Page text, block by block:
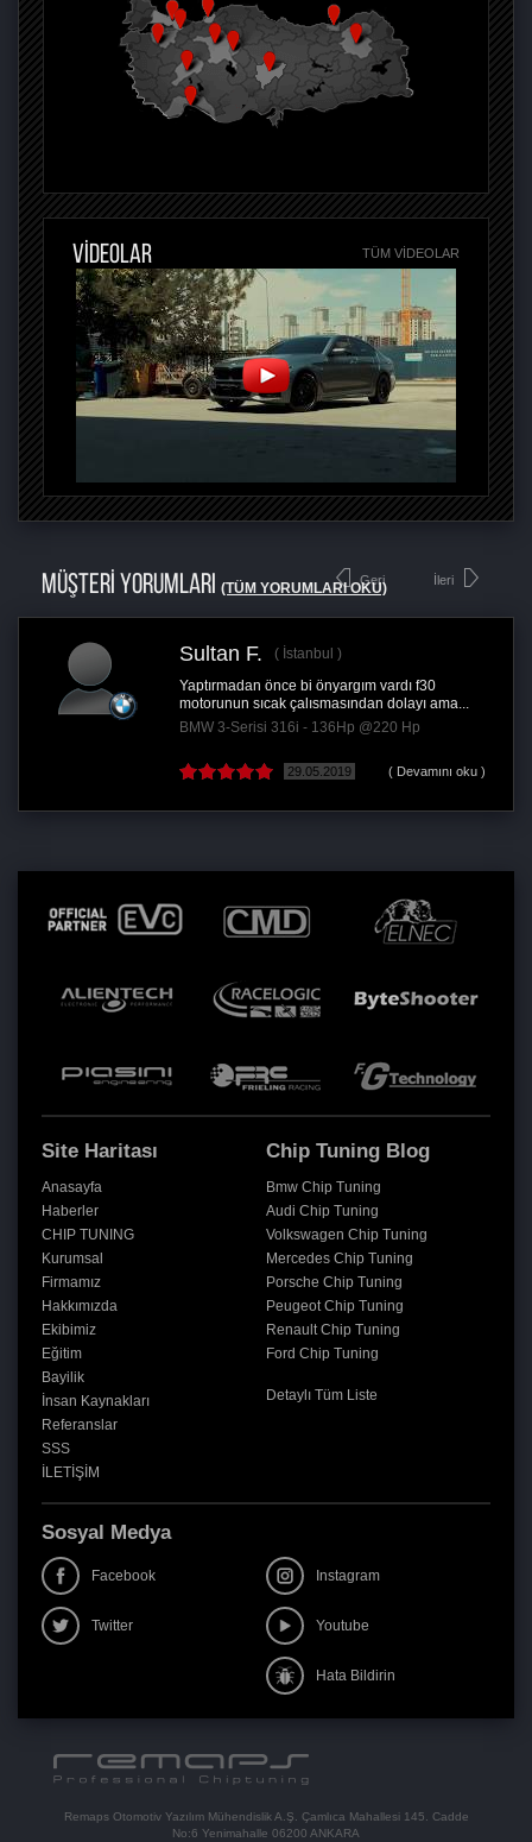
VİDEOLAR TÜM VIDEOLAR
MÜŞTERİ YORUMLARI (TÜM YORUMLARI OKU)
Geri
Sultan F.
İstanbul
Yaptırmadan önce bi önyargım vardı f30
motorunun sıcak çalısmasından dolayı ama...
BMW 3-Serisi 316i - 136Hp @220 Hp
29.05.2019 ( Devamını oku )
İleri
Site Haritası
Anasayfa
Haberler
CHIP TUNING
Kurumsal
Firmamız
Hakkımızda
Ekibimiz
Eğitim
Bayilik
İnsan Kaynakları
Referanslar
SSS
İLETİŞİM
Chip Tuning Blog
Bmw Chip Tuning
Audi Chip Tuning
Volkswagen Chip Tuning
Mercedes Chip Tuning
Porsche Chip Tuning
Peugeot Chip Tuning
Renault Chip Tuning
Ford Chip Tuning
Detaylı Tüm Liste
Sosyal Medya
Facebook Instagram
Twitter Youtube
Hata Bildirin
Remaps Otomotiv Yazılım Mühendislik A.Ş. Çamlıca Mahallesi 145. Cadde
No:6 Yenimahalle 06200 ANKARA